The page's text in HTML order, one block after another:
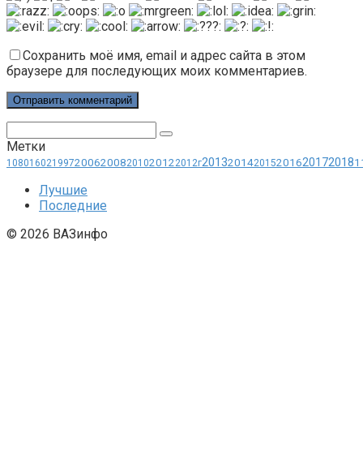
Сохранить моё имя, email и адрес сайта в этом
браузере для последующих моих комментариев.
Метки
1080160219972006200820102012 2012г201320142015201620172018
Лучшие
Последние
© 2026 ВАЗинфо